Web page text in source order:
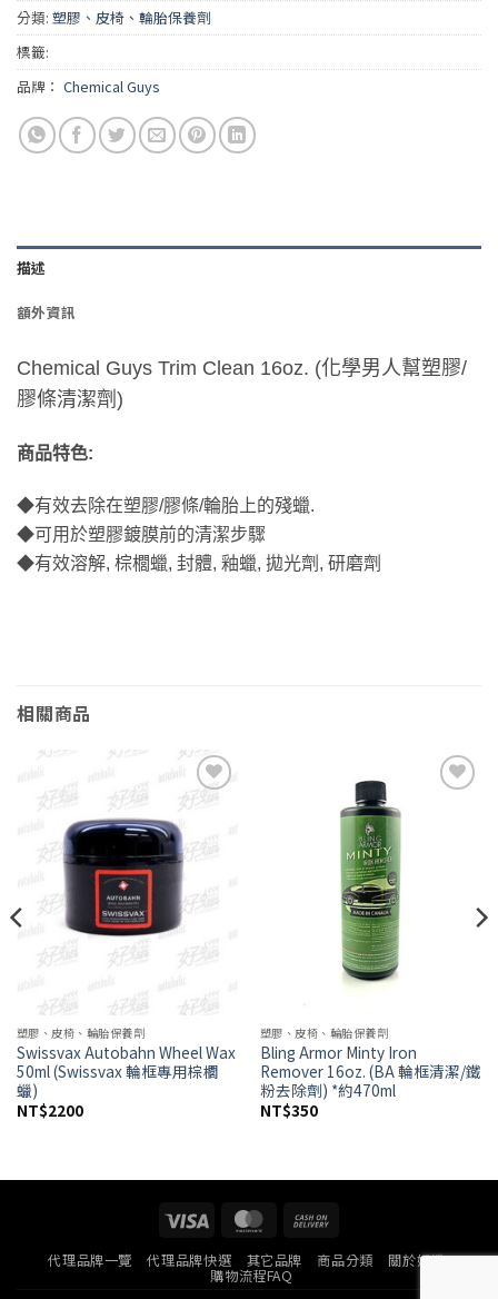
分類: 塑膠、皮椅、輪胎保養劑
標籤:
品牌： Chemical Guys
描述
額外資訊
Chemical Guys Trim Clean 16oz. (化學男人幫塑膠/
膠條清潔劑)
商品特色:
◆有效去除在塑膠/膠條/輪胎上的殘蠟.
◆可用於塑膠鍍膜前的清潔步驟
◆有效溶解, 棕櫚蠟, 封體, 釉蠟, 拋光劑, 研磨劑
相關商品
Add to
塑膠、皮椅、輪胎保養劑
Swissvax Autobahn Wheel Wax
50ml (Swissvax 輪框專用棕櫚
蠟)
NT$2200
塑膠、皮椅、輪胎保養劑
Bling Armor Minty Iron
Remover 16oz. (BA 輪框清潔/鐵
粉去除劑) *約470ml
NT$350
Visa MasterCard
Delivery
代理品牌一覽 代理品牌快選 其它品牌 商品分類 關於好蠟
購物流程FAQ